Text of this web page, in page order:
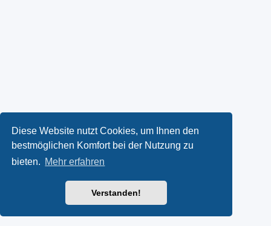
Diese Website nutzt Cookies, um Ihnen den
bestmöglichen Komfort bei der Nutzung zu
bieten. Mehr erfahren
Verstanden!